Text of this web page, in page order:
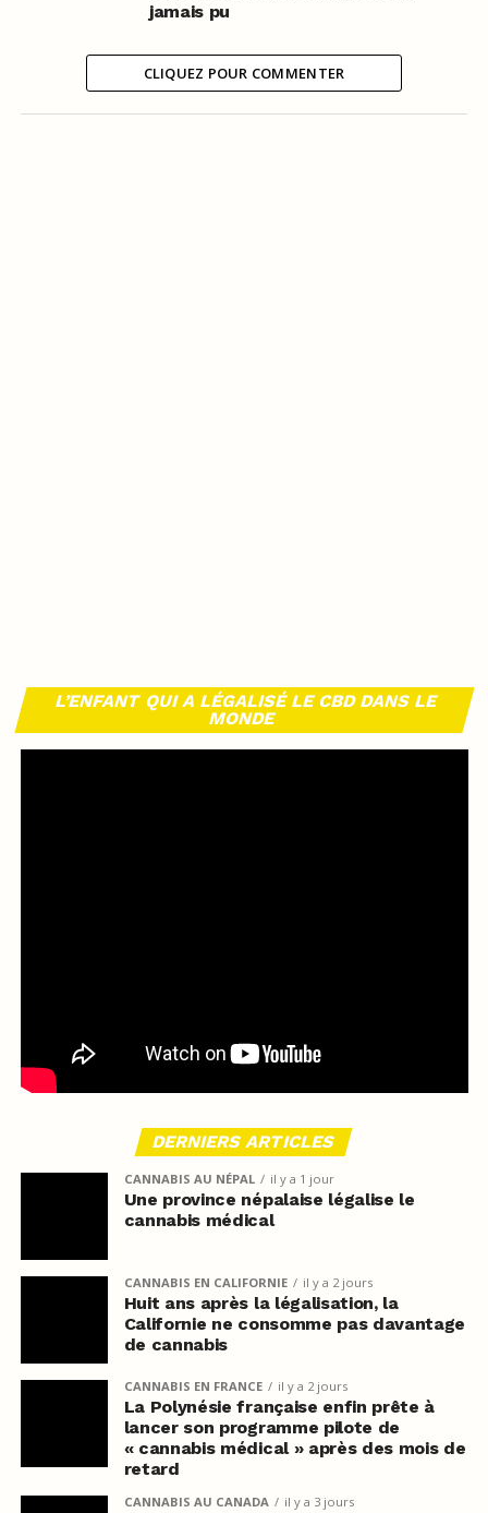
jamais pu
CLIQUEZ POUR COMMENTER
L’ENFANT QUI A LÉGALISÉ LE CBD DANS LE
MONDE
DERNIERS ARTICLES
CANNABIS AU NÉPAL il y a 1 jour
Une province népalaise légalise le
cannabis médical
CANNABIS EN CALIFORNIE il y a 2 jours
Huit ans après la légalisation, la
Californie ne consomme pas davantage
de cannabis
CANNABIS EN FRANCE il y a 2 jours
La Polynésie française enfin prête à
lancer son programme pilote de
« cannabis médical » après des mois de
retard
CANNABIS AU CANADA il y a 3 jours